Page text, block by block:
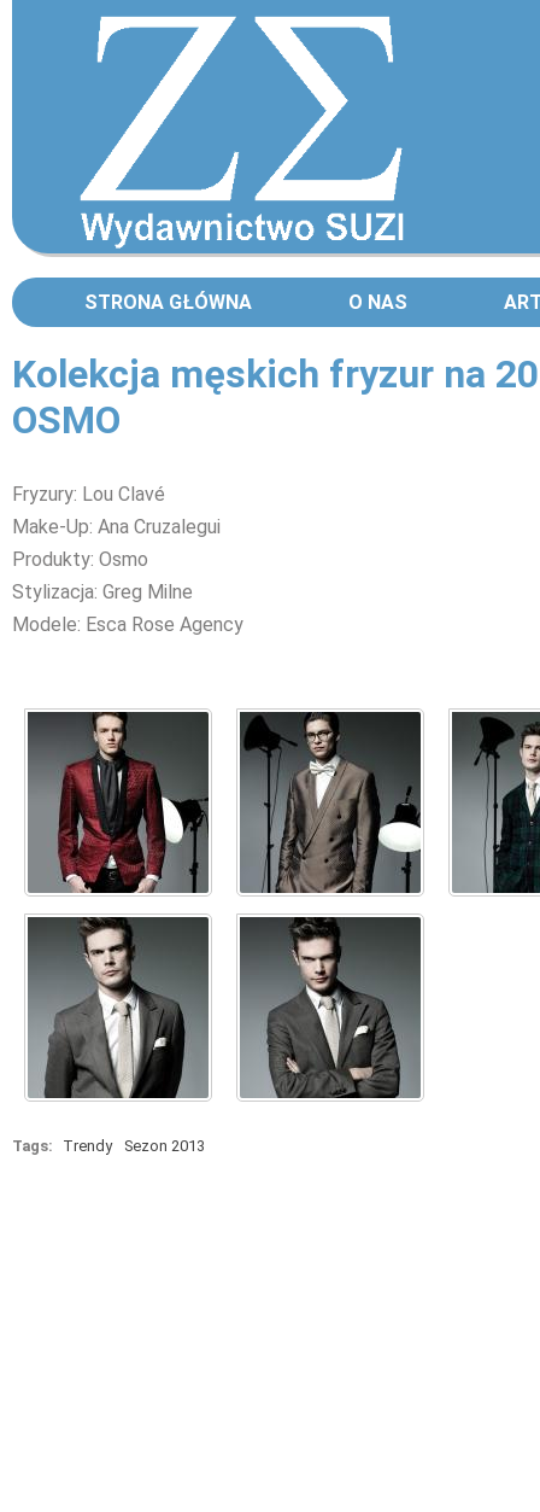
STRONA GŁÓWNA O NAS
Kolekcja męskich fryzur na
OSMO
Fryzury: Lou Clavé
Make-Up: Ana Cruzalegui
Produkty: Osmo
Stylizacja: Greg Milne
Modele: Esca Rose Agency
Tags: Trendy Sezon 2013